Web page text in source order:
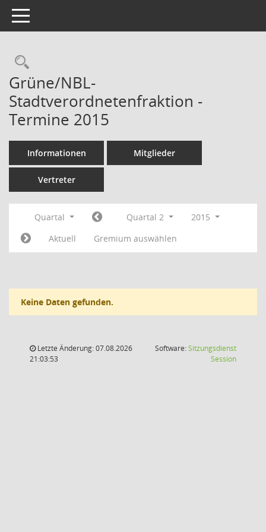
Toggle navigation
Rechercheauswahl
Grüne/NBL-
Stadtverordnetenfraktion -
Termine 2015
Informationen Mitglieder
Vertreter
Quartal Quartal 2
2015
Aktuell
Gremium auswählen
Keine Daten gefunden.
Letzte Änderung: 07.08.2026
21:03:53
Software:Sitzungsdienst
Session(Wird in